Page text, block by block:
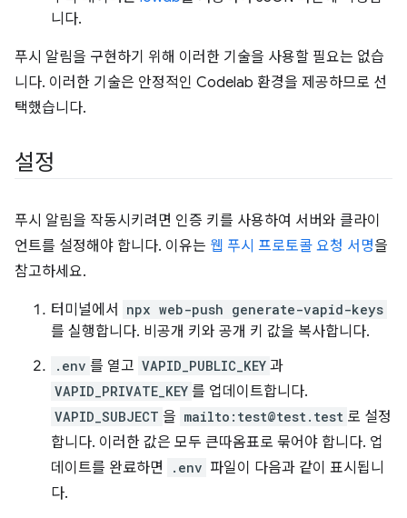
니다.
푸시 알림을 구현하기 위해 이러한 기술을 사용할 필요는 없습
니다. 이러한 기술은 안정적인 Codelab 환경을 제공하므로 선
택했습니다.
설정
푸시 알림을 작동시키려면 인증 키를 사용하여 서버와 클라이
언트를 설정해야 합니다. 이유는 웹 푸시 프로토콜 요청 서명을
참고하세요.
터미널에서 npx web-push generate-vapid-keys
를 실행합니다. 비공개 키와 공개 키 값을 복사합니다.
.env 를 열고 VAPID_PUBLIC_KEY 과
VAPID_PRIVATE_KEY 를 업데이트합니다.
VAPID_SUBJECT 을 mailto:test@test.test 로 설정
합니다. 이러한 값은 모두 큰따옴표로 묶어야 합니다. 업
데이트를 완료하면
.env 파일이 다음과 같이 표시됩니
다.